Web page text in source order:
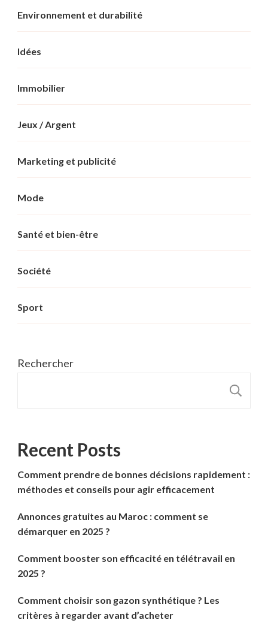
Environnement et durabilité
Idées
Immobilier
Jeux / Argent
Marketing et publicité
Mode
Santé et bien-être
Société
Sport
Rechercher
Recent Posts
Comment prendre de bonnes décisions rapidement :
méthodes et conseils pour agir efficacement
Annonces gratuites au Maroc : comment se
démarquer en 2025 ?
Comment booster son efficacité en télétravail en
2025 ?
Comment choisir son gazon synthétique ? Les
critères à regarder avant d’acheter